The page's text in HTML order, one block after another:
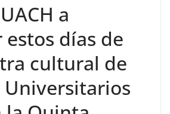
a
días de
cultural de
Universitarios